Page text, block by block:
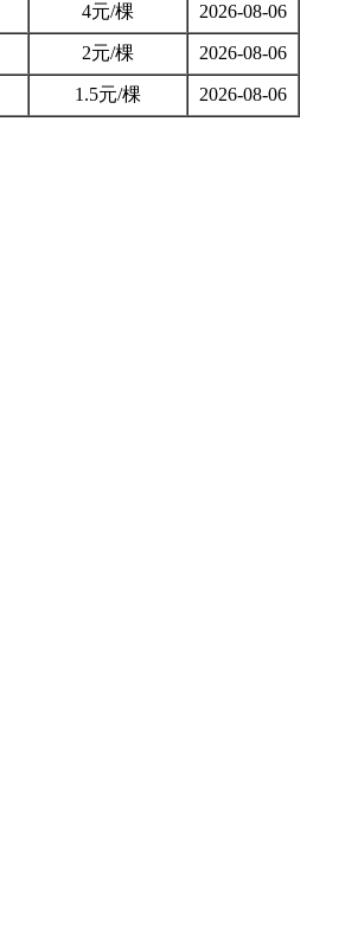
4元/棵 2026-08-06
2元/棵 2026-08-06
1.5元/棵
2026-08-06